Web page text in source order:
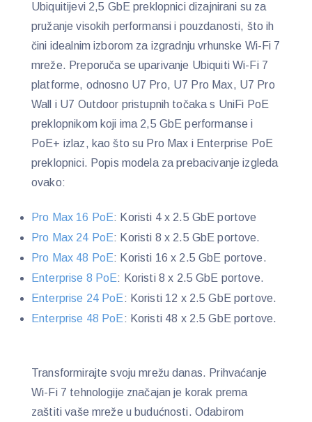
Ubiquitijevi 2,5 GbE preklopnici dizajnirani su za
pružanje visokih performansi i pouzdanosti, što ih
čini idealnim izborom za izgradnju vrhunske Wi-Fi 7
mreže. Preporuča se uparivanje Ubiquiti Wi-Fi 7
platforme, odnosno U7 Pro, U7 Pro Max, U7 Pro
Wall i U7 Outdoor pristupnih točaka s UniFi PoE
preklopnikom koji ima 2,5 GbE performanse i
PoE+ izlaz, kao što su Pro Max i Enterprise PoE
preklopnici. Popis modela za prebacivanje izgleda
ovako:
Pro Max 16 PoE: Koristi 4 x 2.5 GbE portove
Pro Max 24 PoE: Koristi 8 x 2.5 GbE portove.
Pro Max 48 PoE: Koristi 16 x 2.5 GbE portove.
Enterprise 8 PoE: Koristi 8 x 2.5 GbE portove.
Enterprise 24 PoE: Koristi 12 x 2.5 GbE portove.
Enterprise 48 PoE: Koristi 48 x 2.5 GbE portove.
Transformirajte svoju mrežu danas. Prihvaćanje
Wi-Fi 7 tehnologije značajan je korak prema
zaštiti vaše mreže u budućnosti. Odabirom